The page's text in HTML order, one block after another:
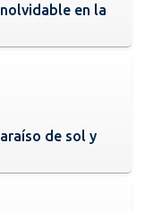
en la
de sol y